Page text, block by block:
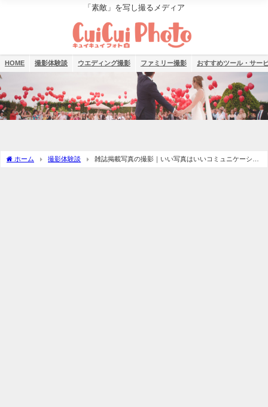
「素敵」を写し撮るメディア
HOME 撮影体験談 ウエディング撮影 ファミリー撮影 おすすめツール・サー
ホーム 撮影体験談
雑誌掲載写真の撮影｜いい写真はいいコミュニケーショ